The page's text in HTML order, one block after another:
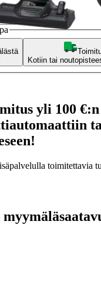
Kotiin tai
yli 100
toimitettavia